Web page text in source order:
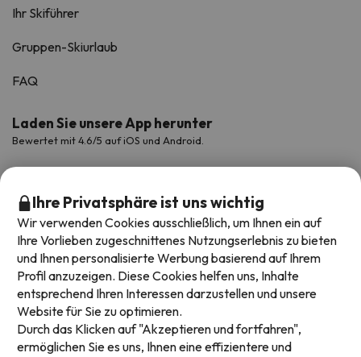
Ihr Skiführer
Gruppen-Skiurlaub
FAQ
Laden Sie unsere App herunter
Bewertet mit 4.6/5 auf iOS und Android.
Verfügbare Zahlungsarten
Ihre Privatsphäre ist uns wichtig
Wir verwenden Cookies ausschließlich, um Ihnen ein auf
Ihre Vorlieben zugeschnittenes Nutzungserlebnis zu bieten
und Ihnen personalisierte Werbung basierend auf Ihrem
Profil anzuzeigen. Diese Cookies helfen uns, Inhalte
entsprechend Ihren Interessen darzustellen und unsere
Website für Sie zu optimieren.
Durch das Klicken auf "Akzeptieren und fortfahren",
ermöglichen Sie es uns, Ihnen eine effizientere und